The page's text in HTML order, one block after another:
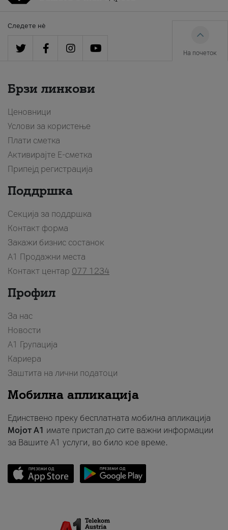
Следете нè
На почеток
Брзи линкови
Ценовници
Услови за користење
Плати сметка
Активирајте Е-сметка
Припејд регистрација
Поддршка
Секција за поддршка
Контакт форма
Закажи бизнис состанок
A1 Продажни места
Контакт центар 077 1234
Профил
За нас
Новости
А1 Групација
Кариера
Заштита на лични податоци
Мобилна апликација
Единствено преку бесплатната мобилна апликација
Мојот A1 имате пристап до сите важни информации
за Вашите A1 услуги, во било кое време.